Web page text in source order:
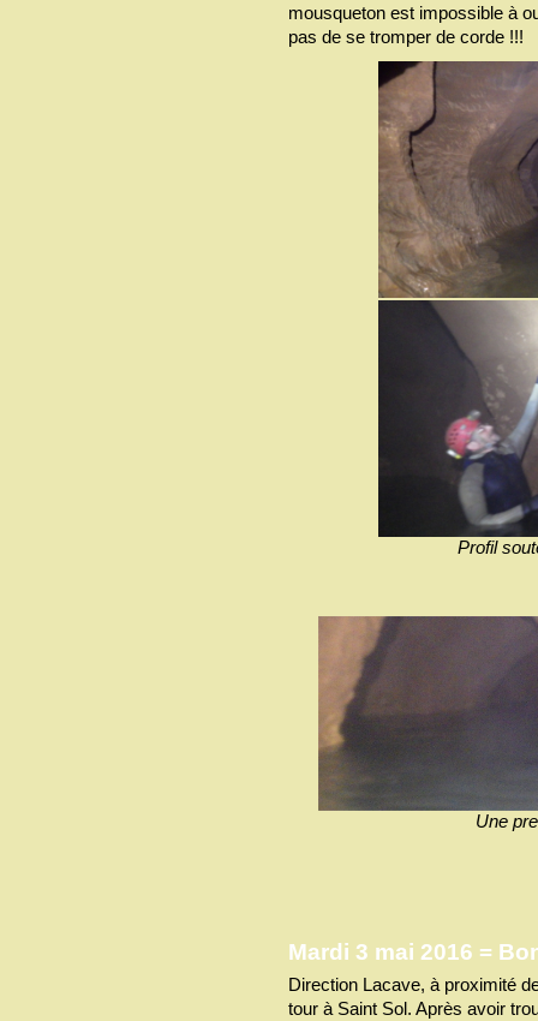
mousqueton est impossible à
pas de se tromper de corde !!!
Profil
Une
Mardi 3 mai 2016 =
Direction Lacave, à proximité
tour à Saint Sol. Après avoir